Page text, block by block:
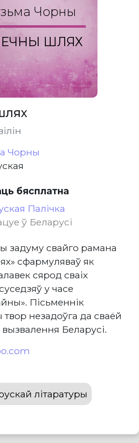
Чорны
ШЛЯХ
Чорны
бясплатна
Палічка
ў Беларусі
задуму свайго рамана
сфармуляваў як
сярод сваіх
у часе
Пісьменнік
твор незадоўга да сваёй
Беларусі.
літаратуры